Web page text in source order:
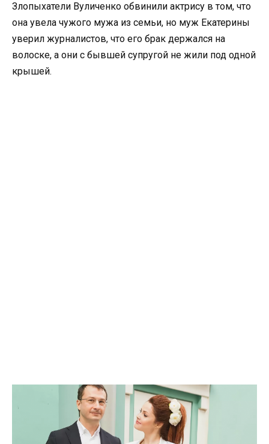
Злопыхатели Вуличенко обвинили актрису в том, что
она увела чужого мужа из семьи, но муж Екатерины
уверил журналистов, что его брак держался на
волоске, а они с бывшей супругой не жили под одной
крышей.